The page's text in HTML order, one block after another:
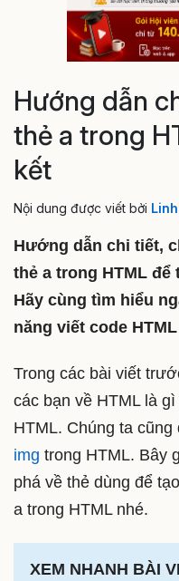
Hướng dẫn
thẻ a trong
kết
Nội dung được viết bởi
Hướng dẫn chi tiết,
thẻ a trong HTML để
Hãy cùng tìm hiểu
năng viết code
Trong các bài viết
các bạn về HTML là
HTML. Chúng ta cũng
img trong HTML. Bây
phá về thẻ dùng để
a trong HTML nhé.
XEM NHANH BÀI